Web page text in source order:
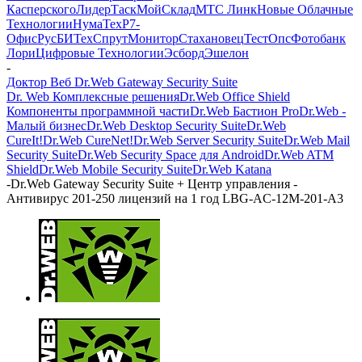
КасперскогоЛидерТаскМойСкладМТС ЛинкНовые Облачные
ТехнологииНумаТехР7-
ОфисРусБИТехСпрутМониторСтахановецТестОпсФотобанк
ЛориЦифровые ТехнологииЭсбордЭшелон
-
Доктор Веб Dr.Web Gateway Security Suite
Dr. Web Комплексные решенияDr.Web Office Shield
Компоненты программной частиDr.Web Бастион ProDr.Web -
Малый бизнесDr.Web Desktop Security SuiteDr.Web
CureIt!Dr.Web CureNet!Dr.Web Server Security SuiteDr.Web Mail
Security SuiteDr.Web Security Space для AndroidDr.Web ATM
ShieldDr.Web Mobile Security SuiteDr.Web Katana
-Dr.Web Gateway Security Suite + Центр управления -
Антивирус 201-250 лицензий на 1 год LBG-AC-12M-201-A3